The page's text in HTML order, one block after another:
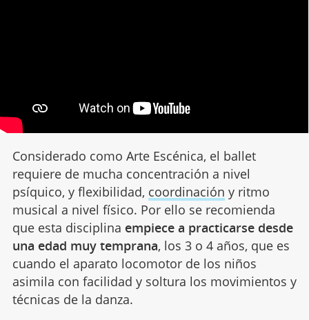
Considerado como Arte Escénica, el ballet
requiere de mucha concentración a nivel
psíquico, y flexibilidad, coordinación y ritmo
musical a nivel físico. Por ello se recomienda
que esta disciplina empiece a practicarse desde
una edad muy temprana, los 3 o 4 años, que es
cuando el aparato locomotor de los niños
asimila con facilidad y soltura los movimientos y
técnicas de la danza.